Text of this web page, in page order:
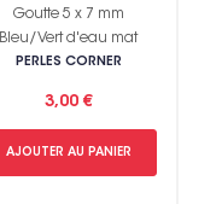
Goutte 5 x 7 mm
Bleu/Vert d'eau mat
PERLES CORNER
3,00 €
AJOUTER AU PANIER